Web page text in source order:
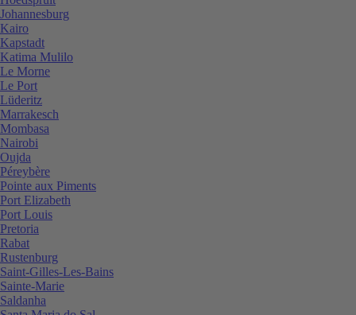
Johannesburg
Kairo
Kapstadt
Katima Mulilo
Le Morne
Le Port
Lüderitz
Marrakesch
Mombasa
Nairobi
Oujda
Péreybère
Pointe aux Piments
Port Elizabeth
Port Louis
Pretoria
Rabat
Rustenburg
Saint-Gilles-Les-Bains
Sainte-Marie
Saldanha